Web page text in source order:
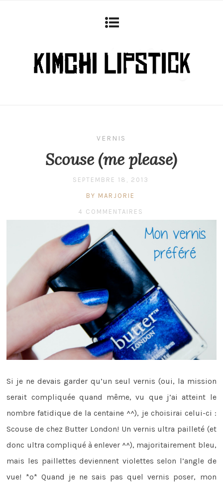
VERNIS
Scouse (me please)
SEPTEMBRE 18, 2013
BY MARJORIE
4 COMMENTAIRES
Si je ne devais garder qu’un seul vernis (oui, la mission
serait compliquée quand même, vu que j’ai atteint le
nombre fatidique de la centaine ^^), je choisirai celui-ci :
Scouse de chez Butter London! Un vernis ultra pailleté (et
donc ultra compliqué à enlever ^^), majoritairement bleu,
mais les paillettes deviennent violettes selon l’angle de
vue! *o* Quand je ne sais pas quel vernis poser, mon